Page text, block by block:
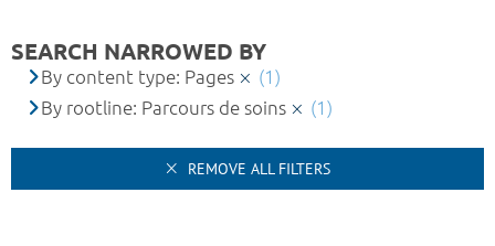
SEARCH NARROWED BY
By content type: Pages
(1)
By rootline: Parcours de soins
(1)
REMOVE ALL FILTERS